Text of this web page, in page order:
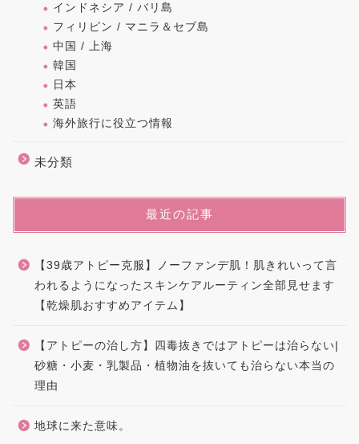
インドネシア / バリ島
フィリピン / マニラ＆セブ島
中国 / 上海
韓国
日本
英語
海外旅行に役立つ情報
未分類
最近の記事
【39歳アトピー克服】ノーファンデ肌！肌きれいって言
われるようになったスキンケアルーティン全部見せます
【乾燥肌おすすめアイテム】
【アトピーの治し方】四毒抜きではアトピーは治らない|
砂糖・小麦・乳製品・植物油を抜いても治らない本当の
理由
地球に来た意味。